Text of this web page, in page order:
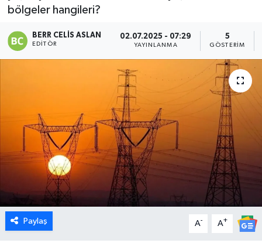
bölgeler hangileri?
BERR CELIS ASLAN
EDITÖR
02.07.2025 - 07:29
YAYINLANMA
5
GÖSTERIM
Paylaş A- A+
Emet
Foto Galeri
Gediz
Genel